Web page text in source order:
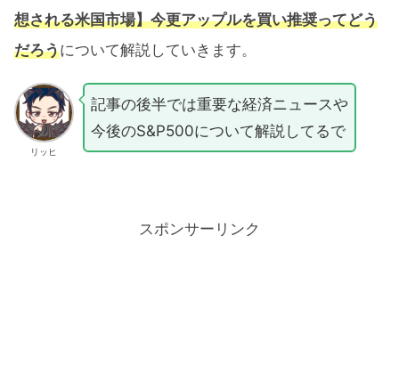
想される米国市場】今更アップルを買い推奨ってどう
だろうについて解説していきます。
リッヒ
記事の後半では重要な経済ニュースや
今後のS&P500について解説してるで
スポンサーリンク